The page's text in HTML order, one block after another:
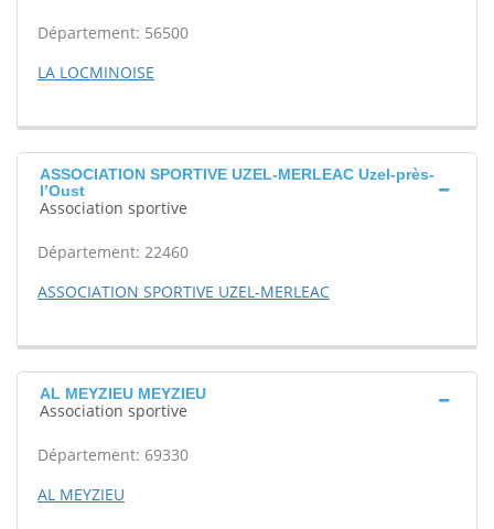
Département: 56500
LA LOCMINOISE
ASSOCIATION SPORTIVE UZEL-MERLEAC Uzel-près-
l’Oust
Association sportive
Département: 22460
ASSOCIATION SPORTIVE UZEL-MERLEAC
AL MEYZIEU MEYZIEU
Association sportive
Département: 69330
AL MEYZIEU